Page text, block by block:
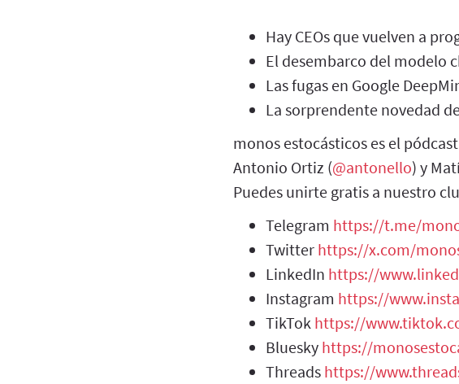
Hay CEOs que vuelven a
El desembarco del modelo
Las fugas en Google
La sorprendente novedad
monos estocásticos es el
Antonio Ortiz (@antonello) y
Puedes unirte gratis a nuestro
Telegram https://t.me/
Twitter https://x.com/
LinkedIn https://
Instagram https://
TikTok https://
Bluesky https://
Threads https://